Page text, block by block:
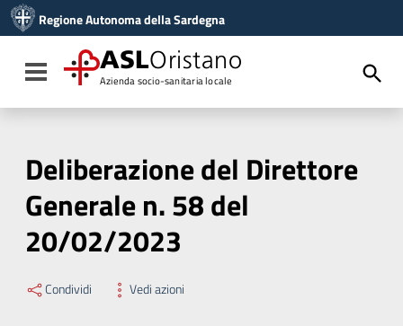
Vai al menu di navigazione
Vai al footer
Regione Autonoma della Sardegna
Toggle navigation
ASLOristano
Azienda socio-sanitaria locale
Deliberazione del Direttore
Generale n. 58 del
20/02/2023
Condividi Vedi azioni